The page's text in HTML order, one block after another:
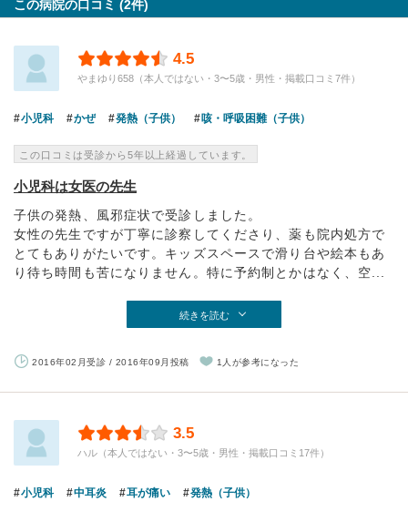
この病院の口コミ (2件)
4.5
やまゆり658（本人ではない・3〜5歳・男性・掲載口コミ7件）
小児科 かぜ 発熱（子供） 咳・呼吸困難（子供）
この口コミは受診から5年以上経過しています。
小児科は女医の先生
子供の発熱、風邪症状で受診しました。
女性の先生ですが丁寧に診察してくださり、薬も院内処方で
とてもありがたいです。キッズスペースで滑り台や絵本もあ
り待ち時間も苦になりません。特に予約制とかはなく、空...
続きを読む
2016年02月受診 / 2016年09月投稿 1人が参考になった
3.5
ハル（本人ではない・3〜5歳・男性・掲載口コミ17件）
小児科 中耳炎 耳が痛い 発熱（子供）